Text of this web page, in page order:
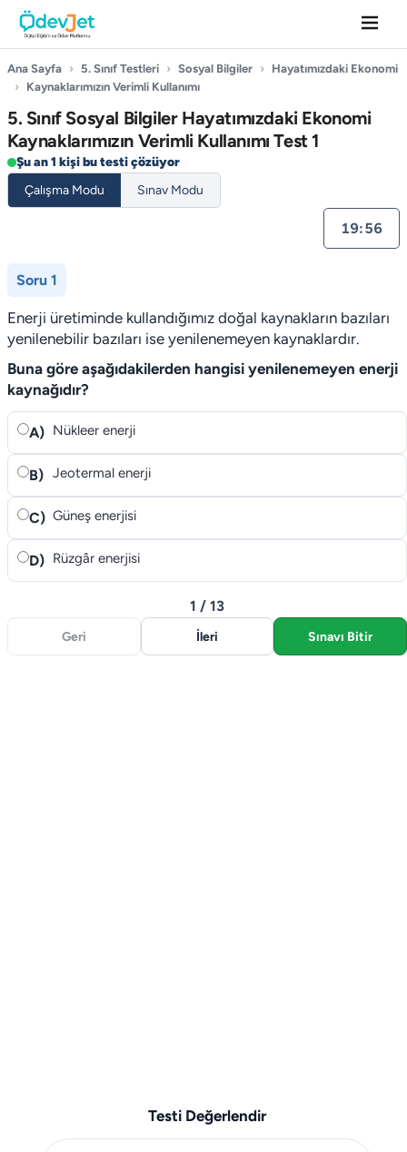
Ana Sayfa › 5. Sınıf Testleri › Sosyal Bilgiler ›
Hayatımızdaki Ekonomi
›
Kaynaklarımızın Verimli Kullanımı
5. Sınıf Sosyal Bilgiler Hayatımızdaki Ekonomi
Kaynaklarımızın Verimli Kullanımı Test 1
Şu an 1 kişi bu testi çözüyor
Çalışma Modu
Sınav Modu
19:55
Soru 1
Enerji üretiminde kullandığımız doğal kaynakların bazıları
yenilenebilir bazıları ise yenilenemeyen kaynaklardır.
Buna göre aşağıdakilerden hangisi yenilenemeyen enerji
kaynağıdır?
A) Nükleer enerji
B) Jeotermal enerji
C) Güneş enerjisi
D) Rüzgâr enerjisi
Geri
1 / 13
İleri Sınavı Bitir
Testi Değerlendir